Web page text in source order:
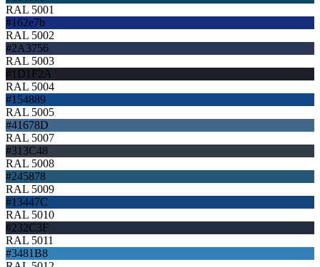
RAL 5001
#162e7b
RAL 5002
#2A3756
RAL 5003
#1D1F2A
RAL 5004
#154889
RAL 5005
#41678D
RAL 5007
#313C48
RAL 5008
#245878
RAL 5009
#13447C
RAL 5010
#232C3F
RAL 5011
#3481B8